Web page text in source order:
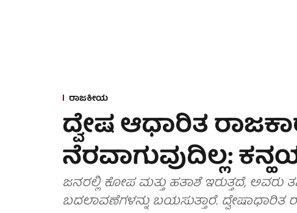
ರಾಜಕೀಯ
ದ್ವೇಷ ಆಧಾರಿತ
ನೆರವಾಗುವುದಿಲ್ಲ:
ಜನರಲ್ಲಿ ಕೋಪ ಮತ್ತು ಹತಾಶೆ ಇರುತ್ತದೆ, ಅವರು
ಬದಲಾವಣೆಗಳನ್ನು ಬಯಸುತ್ತಾರೆ.